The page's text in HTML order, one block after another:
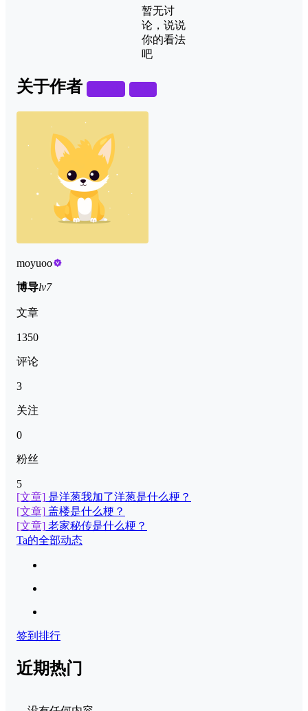
暂无讨
论，说说
你的看法
吧
关于作者
moyuoo
博导lv7
文章
1350
评论
3
关注
0
粉丝
5
[文章] 是洋葱我加了洋葱是什么梗？
[文章] 盖楼是什么梗？
[文章] 老家秘传是什么梗？
Ta的全部动态
签到排行
近期热门